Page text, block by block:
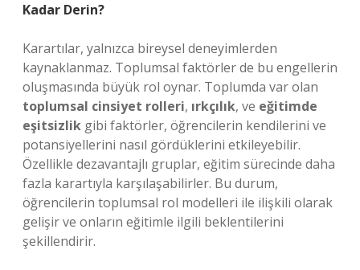
Kadar Derin?
Karartılar, yalnızca bireysel deneyimlerden
kaynaklanmaz. Toplumsal faktörler de bu engellerin
oluşmasında büyük rol oynar. Toplumda var olan
toplumsal cinsiyet rolleri, ırkçılık, ve eğitimde
eşitsizlik gibi faktörler, öğrencilerin kendilerini ve
potansiyellerini nasıl gördüklerini etkileyebilir.
Özellikle dezavantajlı gruplar, eğitim sürecinde daha
fazla karartıyla karşılaşabilirler. Bu durum,
öğrencilerin toplumsal rol modelleri ile ilişkili olarak
gelişir ve onların eğitimle ilgili beklentilerini
şekillendirir.